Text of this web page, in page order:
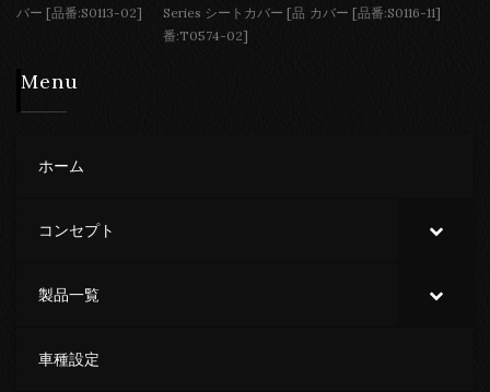
バー [品番:S0113-02]
Series シートカバー [品
番:T0574-02]
カバー [品番:S0116-11]
Menu
ホーム
コンセプト
製品一覧
車種設定